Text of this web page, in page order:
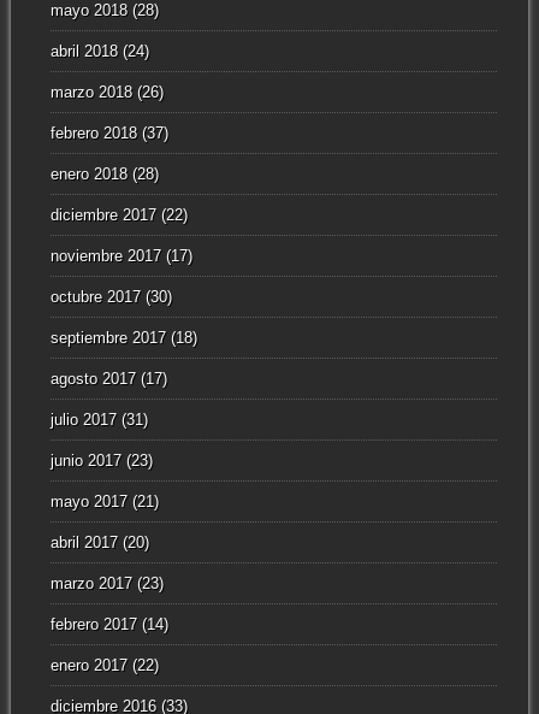
mayo 2018(28)
abril 2018(24)
marzo 2018(26)
febrero 2018(37)
enero 2018(28)
diciembre 2017(22)
noviembre 2017(17)
octubre 2017(30)
septiembre 2017(18)
agosto 2017(17)
julio 2017(31)
junio 2017(23)
mayo 2017(21)
abril 2017(20)
marzo 2017(23)
febrero 2017(14)
enero 2017(22)
diciembre 2016(33)